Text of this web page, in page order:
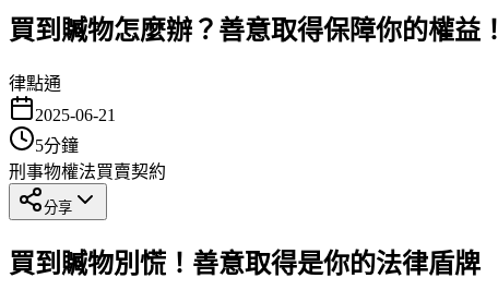
買到贓物怎麼辦？善意取得保障你的權益！
律點通
2025-06-21
5分鐘
刑事物權法買賣契約
分享
買到贓物別慌！善意取得是你的法律盾牌